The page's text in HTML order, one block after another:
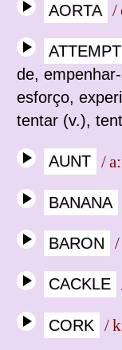
AORTA /
ATTEMPT
de,
esforço,
tentar (v.),
AUNT /
BANANA
BARON /
CACKLE
CORK /